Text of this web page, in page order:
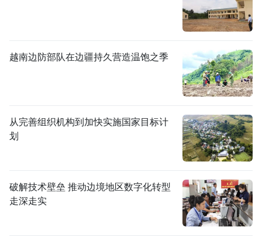
越南边防部队在边疆持久营造温饱之季
从完善组织机构到加快实施国家目标计
划
破解技术壁垒 推动边境地区数字化转型
走深走实